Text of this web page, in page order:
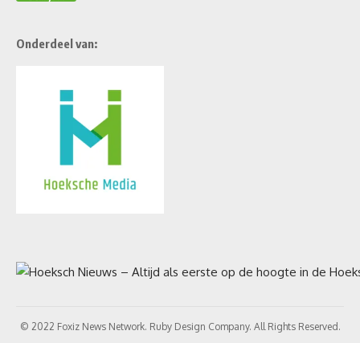
Onderdeel van:
© 2022 Foxiz News Network. Ruby Design Company. All Rights Reserved.